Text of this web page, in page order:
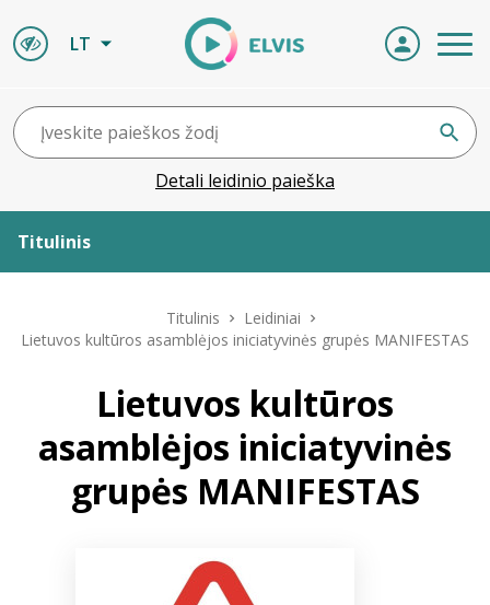
LT
Detali leidinio paieška
Titulinis
Naujienos
Titulinis
Leidiniai
Lietuvos kultūros asamblėjos iniciatyvinės grupės MANIFESTAS
Lietuvos kultūros
asamblėjos iniciatyvinės
grupės MANIFESTAS